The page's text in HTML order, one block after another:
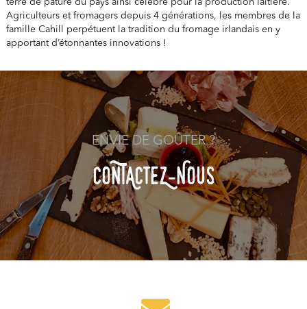
Agriculteurs et fromagers depuis 4 générations, les membres de la
famille Cahill perpétuent la tradition du fromage irlandais en y
apportant d’étonnantes innovations !
ENVIE DE GOÛTER ?
COnTACteZ-NOuS